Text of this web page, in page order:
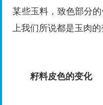
某些玉料，致色部分
上我们所说都是玉肉的
籽料皮色的变化